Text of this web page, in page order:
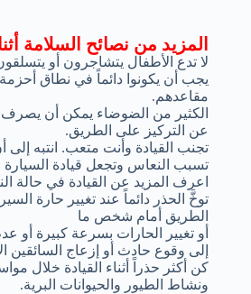
المزيد من نصائح السلامة
لا تدع الأطفال يتشاجرون أو
يجب أن يكونوا دائماً في نطاق
مقاعدهم.
الكثير من الضوضاء يمكن أن يصرف
عن التركيز على الطريق.
تجنب القيادة وأنت متعب. انتبه إلى
تسبب النعاس وتجعل قيادة السيارة
اعرف المزيد عن القيادة في حالة
توخَّ الحذر دائماً عند تغيير حارة
الطريق أمام شخص ما
أو تغيير الحارات بسرعة كبيرة أو
إلى وقوع حادث أو إزعاج السائقين
كن أكثر حذراً أثناء القيادة خلال
ونشاط الطيور والحيوانات البرية.